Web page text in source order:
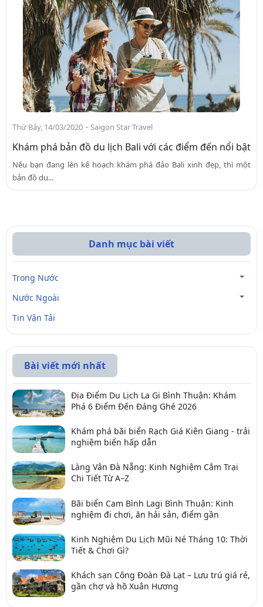
Thứ Bảy, 14/03/2020 - Saigon Star Travel
Khám phá bản đồ du lịch Bali với các điểm đến nổi bật
Nếu bạn đang lên kế hoạch khám phá đảo Bali xinh đẹp, thì một
bản đồ du...
Danh mục bài viết
Trong Nước
Nước Ngoài
Tin Vận Tải
Bài viết mới nhất
Địa Điểm Du Lịch La Gi Bình Thuận: Khám
Phá 6 Điểm Đến Đáng Ghé 2026
Khám phá bãi biển Rạch Giá Kiên Giang - trải
nghiệm biển hấp dẫn
Làng Vân Đà Nẵng: Kinh Nghiệm Cắm Trại
Chi Tiết Từ A–Z
Bãi biển Cam Bình Lagi Bình Thuận: Kinh
nghiệm đi chơi, ăn hải sản, điểm gần
Kinh Nghiệm Du Lịch Mũi Né Tháng 10: Thời
Tiết & Chơi Gì?
Khách sạn Công Đoàn Đà Lạt – Lưu trú giá rẻ,
gần chợ và hồ Xuân Hương